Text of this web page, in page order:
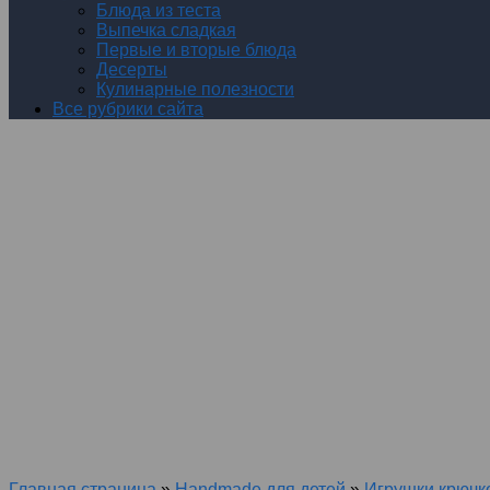
Блюда из теста
Выпечка сладкая
Первые и вторые блюда
Десерты
Кулинарные полезности
Все рубрики сайта